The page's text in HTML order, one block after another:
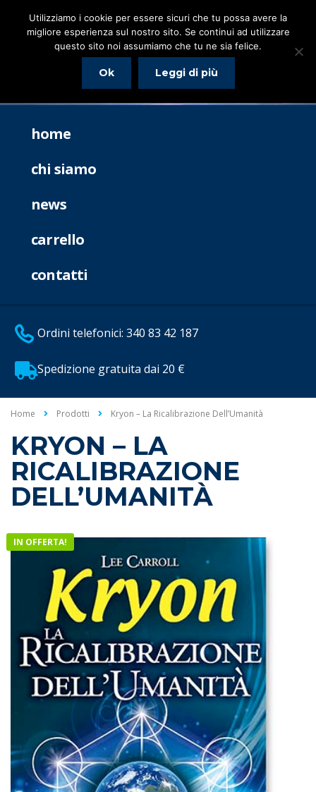
home
chi siamo
news
carrello
contatti
Ordini telefonici: 340 83 42 187
Spedizione gratuita dai 20 €
Home Prodotti Kryon – La Ricalibrazione Dell’Umanità
KRYON – LA
RICALIBRAZIONE
DELL’UMANITÀ
IN OFFERTA!
Utilizziamo i cookie per essere sicuri che tu possa avere la
migliore esperienza sul nostro sito. Se continui ad utilizzare
questo sito noi assumiamo che tu ne sia felice.
Ok Leggi di più